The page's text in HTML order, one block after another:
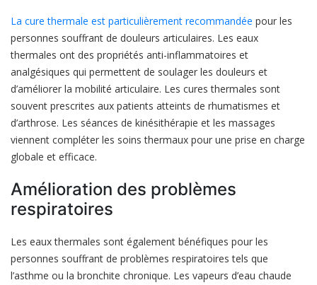
La cure thermale est particulièrement recommandée pour les
personnes souffrant de douleurs articulaires. Les eaux
thermales ont des propriétés anti-inflammatoires et
analgésiques qui permettent de soulager les douleurs et
d’améliorer la mobilité articulaire. Les cures thermales sont
souvent prescrites aux patients atteints de rhumatismes et
d’arthrose. Les séances de kinésithérapie et les massages
viennent compléter les soins thermaux pour une prise en charge
globale et efficace.
Amélioration des problèmes
respiratoires
Les eaux thermales sont également bénéfiques pour les
personnes souffrant de problèmes respiratoires tels que
l’asthme ou la bronchite chronique. Les vapeurs d’eau chaude